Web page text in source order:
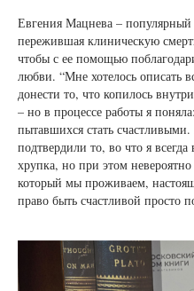
Евгения Мацнева – популярный
пережившая клиническую
чтобы с ее помощью
любви. “Мне хотелось описать
донести то, что копилось
– но в процессе работы я
пытавшихся стать
подтвердили то, во что я
хрупка, но при этом
который мы проживаем,
право быть счастливой просто